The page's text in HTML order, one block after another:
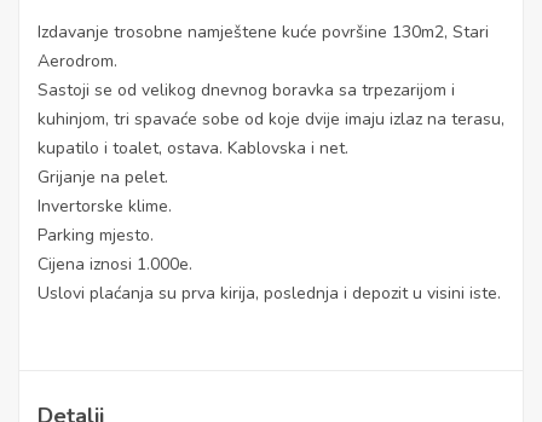
Izdavanje trosobne namještene kuće površine 130m2, Stari
Aerodrom.
Sastoji se od velikog dnevnog boravka sa trpezarijom i
kuhinjom, tri spavaće sobe od koje dvije imaju izlaz na terasu,
kupatilo i toalet, ostava. Kablovska i net.
Grijanje na pelet.
Invertorske klime.
Parking mjesto.
Cijena iznosi 1.000e.
Uslovi plaćanja su prva kirija, poslednja i depozit u visini iste.
Detalji